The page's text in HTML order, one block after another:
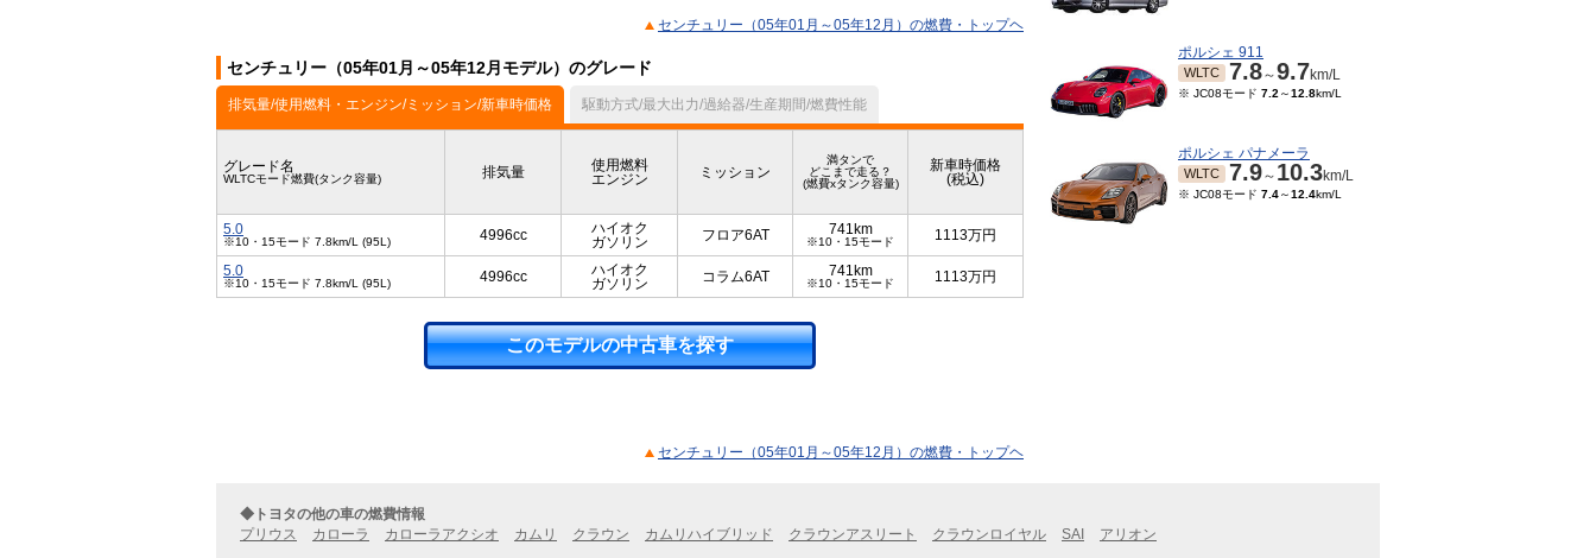
センチュリー（05年01月～05年12月）の燃費・トップヘ
センチュリー（05年01月～05年12月モデル）のグレード
排気量/使用燃料・エンジン/ミッション/新車時価格 駆動方式/最大出力/過給器/生産期間/燃費性能
グレード名
WLTCモード燃費(タンク容量) 排気量
使用燃料
エンジン
ミッション
満タンで
どこまで走る？
(燃費xタンク容量)
新車時価格
(税込)
5.0
※10・15モード 7.8km/L (95L) 4996cc
ハイオク
ガソリン
フロア6AT 741km
※10・15モード 1113万円
5.0
※10・15モード 7.8km/L (95L) 4996cc
ハイオク
ガソリン
コラム6AT 741km
※10・15モード 1113万円
このモデルの中古車を探す
センチュリー（05年01月～05年12月）の燃費・トップヘ
ポルシェ 911
WLTC 7.8～9.7km/L
※ JC08モード 7.2 ～12.8km/L
ポルシェ パナメーラ
WLTC 7.9～ 10.3km/L
※ JC08モード 7.4～12.4km/L
◆トヨタの他の車の燃費情報
プリウス
カローラ カローラアクシオ カムリ クラウン カムリハイブリッド クラウンアスリート クラウンロイヤル SAI アリオン